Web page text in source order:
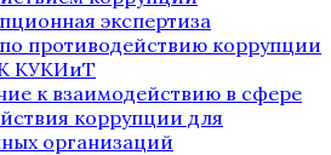
экспертиза
противодействию коррупции
КУКИиТ
к взаимодействию в сфере
коррупции для
организаций